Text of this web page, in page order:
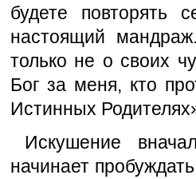
будете повторять
настоящий
только не о своих
Бог за меня, кто
Истинных
Искушение
начинает